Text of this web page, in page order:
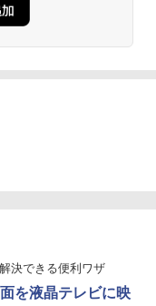
決できる便利ワザ
を液晶テレビに映